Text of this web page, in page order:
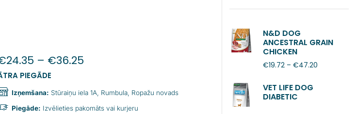
24.35 – €36.25
PIEGĀDE
Izņemšana: Stūraiņu iela 1A, Rumbula, Ropažu novads
Piegāde: Izvēlieties pakomāts vai kurjeru
N&D DOG
ANCESTRAL GRAIN
CHICKEN
POMEGRANATE
ADULT MINI
€19.72 – €47.20
VET LIFE DOG
DIABETIC